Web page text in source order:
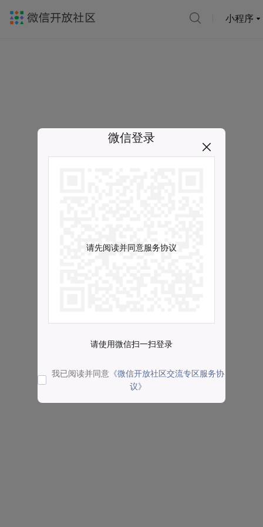
小程序
微信登录
请先阅读并同意服务协议
请使用微信扫一扫登录
我已阅读并同意 《微信开放社区交流专区服务协
议》